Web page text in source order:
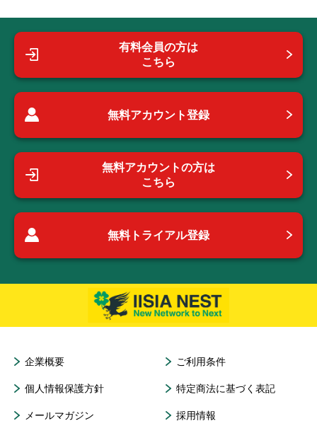
有料会員の方は
こちら
無料アカウント登録
無料アカウントの方は
こちら
無料トライアル登録
企業概要 ご利用条件
個人情報保護方針 特定商法に基づく表記
メールマガジン 採用情報